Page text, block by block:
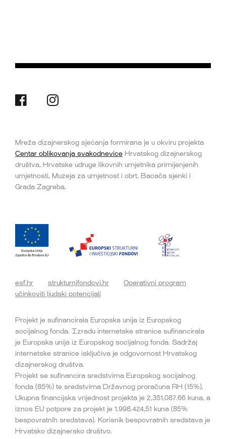
Mreža dizajnerskog sjećanja formirana je u okviru projekta
Centar oblikovanja svakodnevice Hrvatskog dizajnerskog
društva, Hrvatske udruge likovnih umjetnika primijenjenih
umjetnosti, Muzeja za umjetnost i obrt, Bacača sjenki i
Grada Zagreba.
esf.hr strukturnifondovi.hr
Operativni program
učinkoviti ljudski potencijali
Projekt je sufinancirala Europska unija iz Europskog
socijalnog fonda. Izradu internetske stranice sufinancirala
je Europska unija iz Europskog socijalnog fonda. Sadržaj
internetske stranice isključiva je odgovornost Hrvatskog
dizajnerskog društva.
Projekt se sufinancira sredstvima Europskog socijalnog
fonda (85%) te sredstvima Državnog proračuna RH (15%).
Ukupna financijska vrijednost projekta je 2,351,087.66 kuna, a
iznos EU potpore za projekt je 1.998.424,51 kuna (85%
bespovratnih sredstava). Korisnik bespovratnih sredstava je
Hrvatsko dizajnersko društvo.